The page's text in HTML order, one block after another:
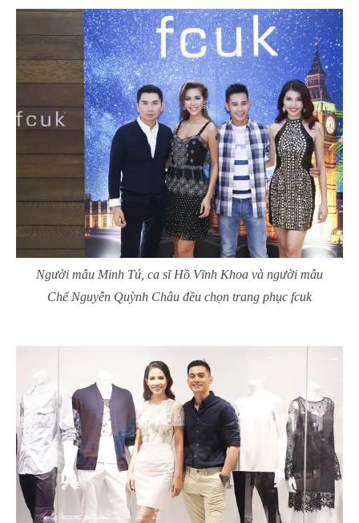
Người mẫu Minh Tú, ca sĩ Hồ Vĩnh Khoa và người mẫu
Chế Nguyễn Quỳnh Châu đều chọn trang phục fcuk